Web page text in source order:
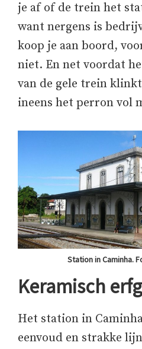
je af of de trein het
want nergens is
koop je aan boord,
niet. En net voordat
van de gele trein
ineens het perron vol
Station in Caminha.
Keramisch
Het station in
eenvoud en strakke